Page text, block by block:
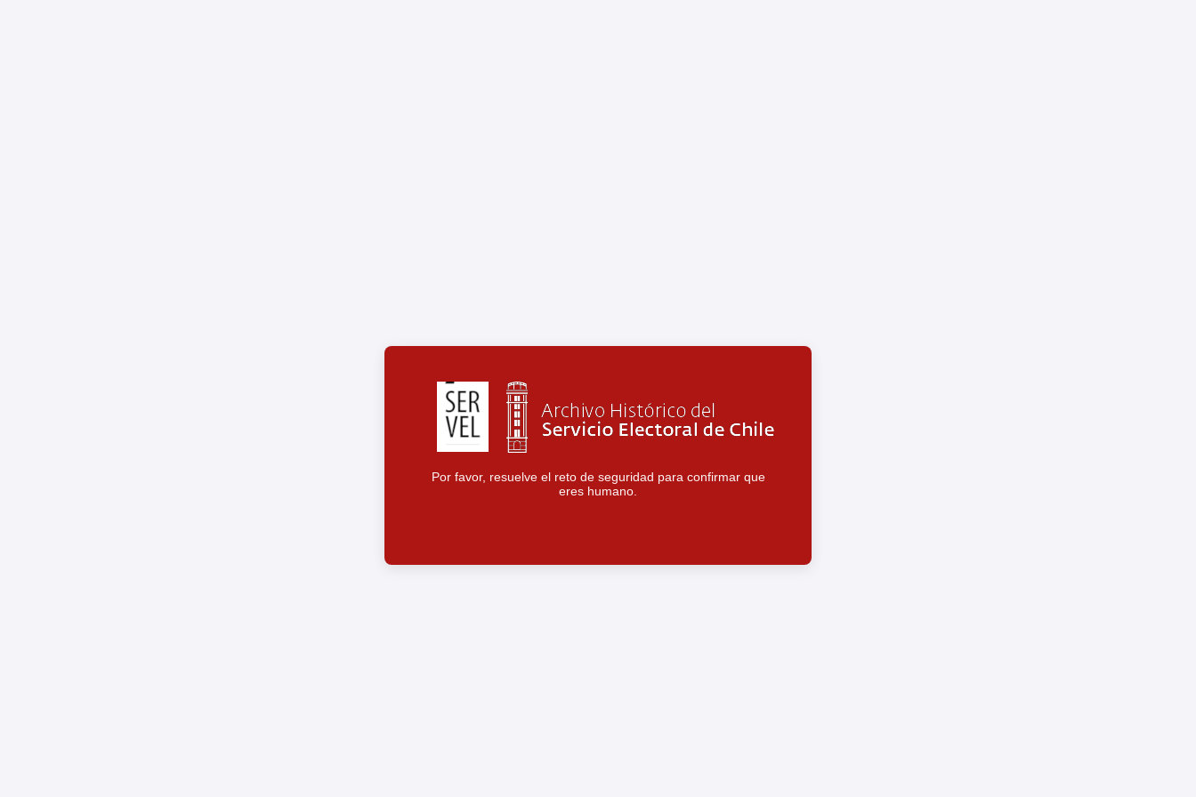
Por favor, resuelve el reto de seguridad para confirmar que
eres humano.